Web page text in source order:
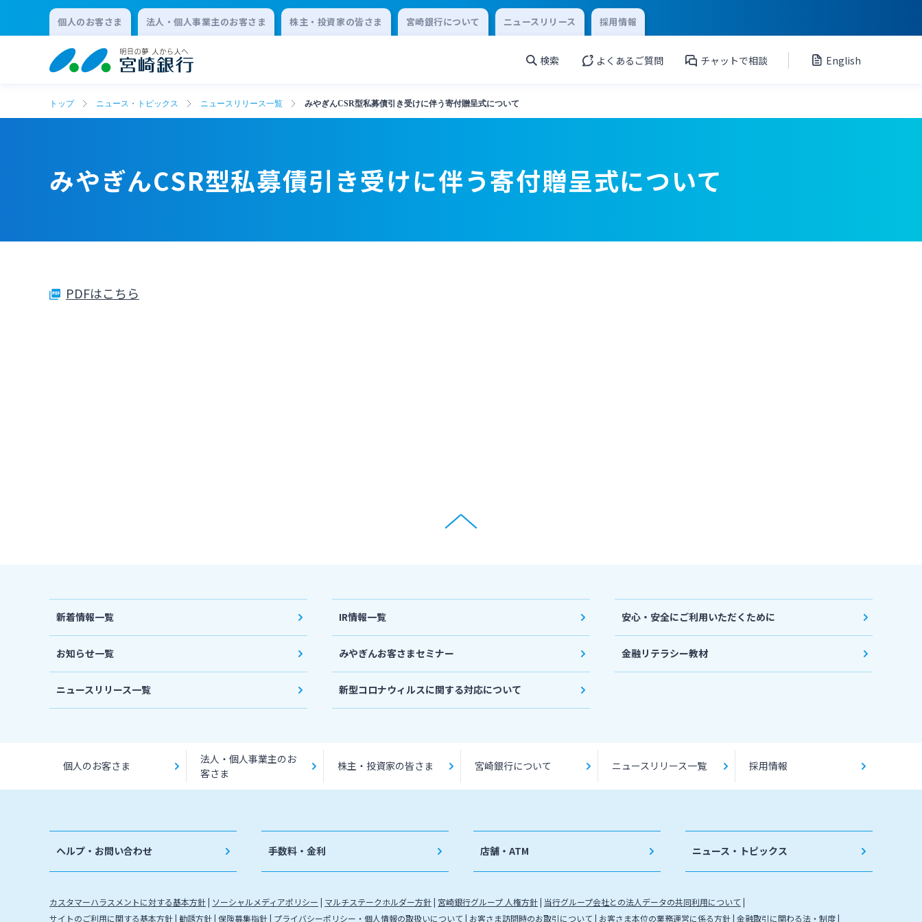
個人のお客さま 法人・個人事業主のお客さま 株主・投資家の皆さま 宮崎銀行について ニュースリリース 採用情報
検索 よくあるご質問 チャットで相談 English
トップ ニュース・トピックス ニュースリリース一覧 みやぎんCSR型私募債引き受けに伴う寄付贈呈式について
みやぎんCSR型私募債引き受けに伴う寄付贈呈式について
PDFはこちら
新着情報一覧
お知らせ一覧
ニュースリリース一覧
IR情報一覧
みやぎんお客さまセミナー
新型コロナウィルスに関する対応について
安心・安全にご利用いただくために
金融リテラシー教材
個人のお客さま
法人・個人事業主のお
客さま
株主・投資家の皆さま 宮崎銀行について ニュースリリース一覧 採用情報
ヘルプ・お問い合わせ 手数料・金利 店舗・ATM ニュース・トピックス
カスタマーハラスメントに対する基本方針 ソーシャルメディアポリシー マルチステークホルダー方針 宮崎銀行グループ 人権方針 当行グループ会社との法人データの共同利用について
サイトのご利用に関する基本方針 勧誘方針 保険募集指針 プライバシーポリシー・個人情報の取扱いについて お客さま訪問時のお取引について お客さま本位の業務運営に係る方針 金融取引に関わる法・制度